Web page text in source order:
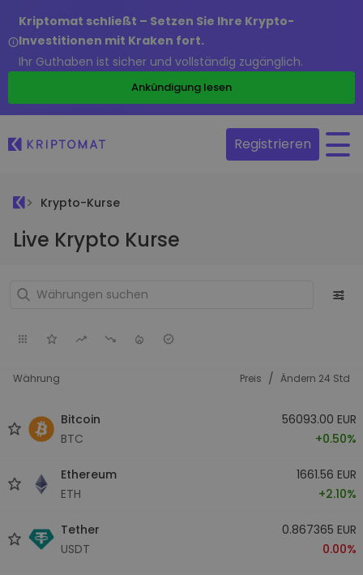
Kriptomat schließt – Setzen Sie Ihre Krypto-
Investitionen mit Kraken fort.
Ihr Guthaben ist sicher und vollständig zugänglich.
Ankündigung lesen
Registrieren
Krypto-Kurse
Live Krypto Kurse
Währung Preis / Ändern 24 Std
Bitcoin
BTC
56093.00 EUR
+0.50%
Ethereum
ETH
1661.56 EUR
+2.10%
Tether
USDT
0.867365 EUR
0.00%